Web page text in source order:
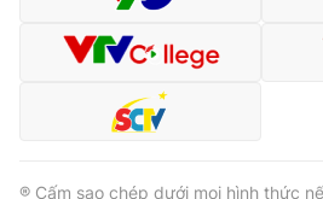
® Cấm sao chép dưới mọi hình thức